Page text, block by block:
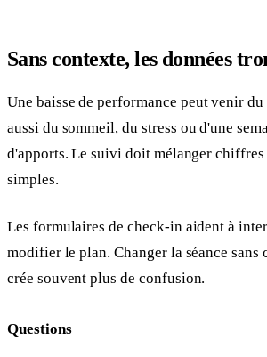
Sans contexte, les données
Une baisse de performance peut venir
aussi du sommeil, du stress ou d'une
d'apports. Le suivi doit mélanger chiffres
simples.
Les formulaires de check-in aident à
modifier le plan. Changer la séance sans
crée souvent plus de confusion.
Questions